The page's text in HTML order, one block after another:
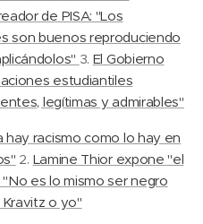
de PISA: "Los
son buenos reproduciendo
3. El Gobierno
estudiantiles
legítimas y admirables"
hay racismo como lo hay en
2. Lamine Thior expone "el
es lo mismo ser negro
o yo"